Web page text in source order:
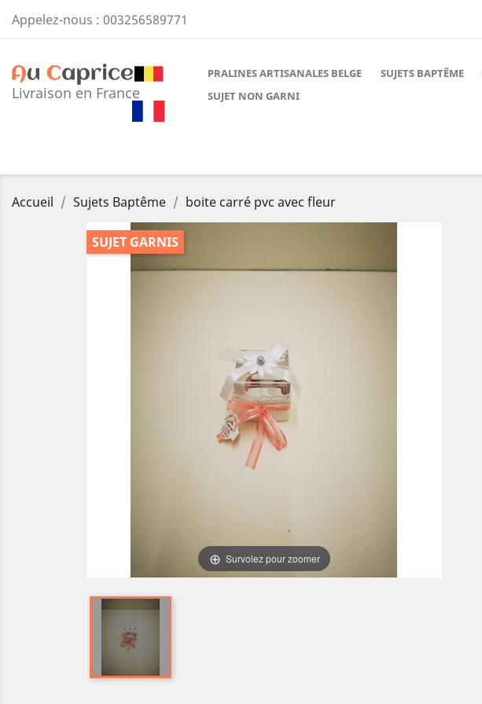
Appelez-nous : 003256589771
Livraison en France
PRALINES ARTISANALES BELGE SUJETS BAPTÊME
SUJET NON GARNI
Accueil Sujets Baptême boite carré pvc avec fleur
SUJET GARNIS
Survolez pour zoomer